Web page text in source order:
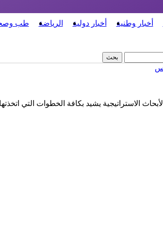
أخبار وطنية أخبار دولية الرياضة طب
الاستراتيجية يشيد بكافة الخطوات التي